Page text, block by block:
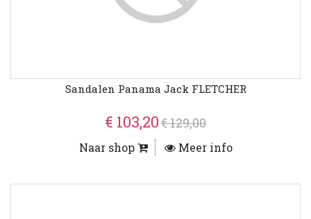
Sandalen Panama Jack FLETCHER
€ 103,20€ 129,00
Naar shop Meer info